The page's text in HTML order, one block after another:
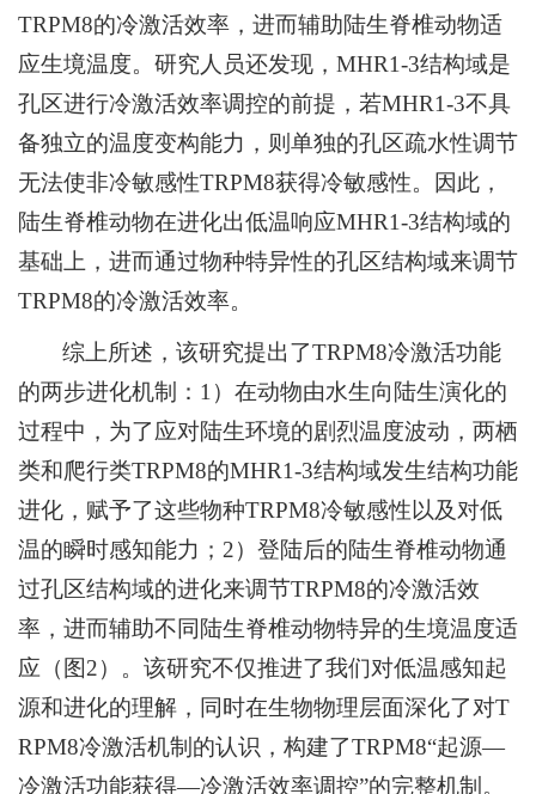
TRPM8的冷激活效率，进而辅助陆生脊椎动物适
应生境温度。研究人员还发现，MHR1-3结构域是
孔区进行冷激活效率调控的前提，若MHR1-3不具
备独立的温度变构能力，则单独的孔区疏水性调节
无法使非冷敏感性TRPM8获得冷敏感性。因此，
陆生脊椎动物在进化出低温响应MHR1-3结构域的
基础上，进而通过物种特异性的孔区结构域来调节
TRPM8的冷激活效率。
综上所述，该研究提出了TRPM8冷激活功能
的两步进化机制：1）在动物由水生向陆生演化的
过程中，为了应对陆生环境的剧烈温度波动，两栖
类和爬行类TRPM8的MHR1-3结构域发生结构功能
进化，赋予了这些物种TRPM8冷敏感性以及对低
温的瞬时感知能力；2）登陆后的陆生脊椎动物通
过孔区结构域的进化来调节TRPM8的冷激活效
率，进而辅助不同陆生脊椎动物特异的生境温度适
应（图2）。该研究不仅推进了我们对低温感知起
源和进化的理解，同时在生物物理层面深化了对T
RPM8冷激活机制的认识，构建了TRPM8“起源—
冷激活功能获得—冷激活效率调控”的完整机制。